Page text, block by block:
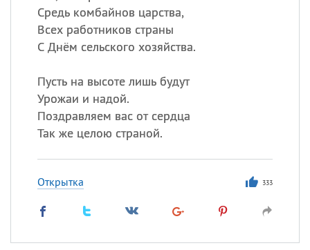
Средь комбайнов царства,
Всех работников страны
С Днём сельского хозяйства.
Пусть на высоте лишь будут
Урожаи и надой.
Поздравляем вас от сердца
Так же целою страной.
Открытка 333